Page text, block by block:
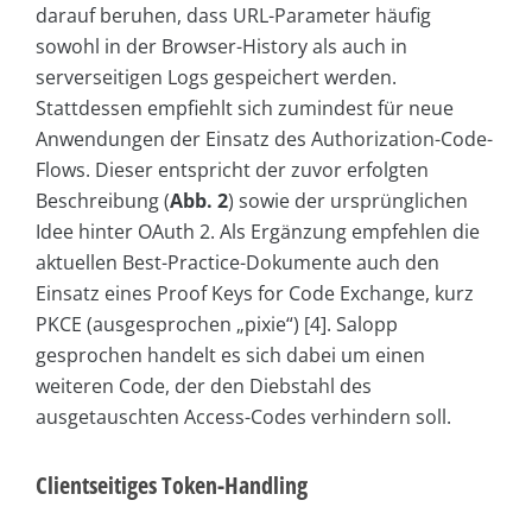
darauf beruhen, dass URL-Parameter häufig
sowohl in der Browser-History als auch in
serverseitigen Logs gespeichert werden.
Stattdessen empfiehlt sich zumindest für neue
Anwendungen der Einsatz des Authorization-Code-
Flows. Dieser entspricht der zuvor erfolgten
Beschreibung (Abb. 2) sowie der ursprünglichen
Idee hinter OAuth 2. Als Ergänzung empfehlen die
aktuellen Best-Practice-Dokumente auch den
Einsatz eines Proof Keys for Code Exchange, kurz
PKCE (ausgesprochen „pixie“) [4]. Salopp
gesprochen handelt es sich dabei um einen
weiteren Code, der den Diebstahl des
ausgetauschten Access-Codes verhindern soll.
Clientseitiges Token-Handling